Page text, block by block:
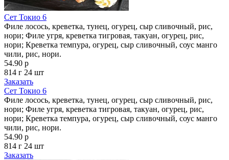
Сет Токио 6
Филе лосось, креветка, тунец, огурец, сыр сливочный, рис,
нори; Филе угря, креветка тигровая, такуан, огурец, рис,
нори; Креветка темпура, огурец, сыр сливочный, соус манго
чили, рис, нори.
54.90 р
814 г 24 шт
Заказать
Сет Токио 6
Филе лосось, креветка, тунец, огурец, сыр сливочный, рис,
нори; Филе угря, креветка тигровая, такуан, огурец, рис,
нори; Креветка темпура, огурец, сыр сливочный, соус манго
чили, рис, нори.
54.90 р
814 г 24 шт
Заказать